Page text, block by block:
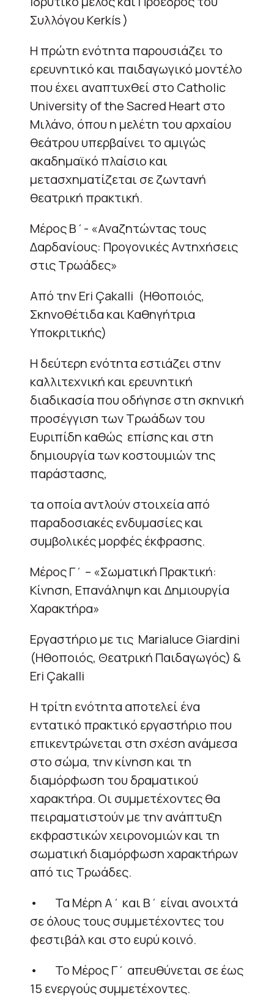
Συλλόγου Kerkís )
Η πρώτη ενότητα παρουσιάζει το
ερευνητικό και παιδαγωγικό μοντέλο
που έχει αναπτυχθεί στο Catholic
University of the Sacred Heart στο
Μιλάνο, όπου η μελέτη του αρχαίου
θεάτρου υπερβαίνει το αμιγώς
ακαδημαϊκό πλαίσιο και
μετασχηματίζεται σε ζωντανή
θεατρική πρακτική.
Μέρος Β΄- «Αναζητώντας τους
Δαρδανίους: Προγονικές Αντηχήσεις
στις Τρωάδες»
Από την Eri Çakalli (Ηθοποιός,
Σκηνοθέτιδα και Καθηγήτρια
Υποκριτικής)
Η δεύτερη ενότητα εστιάζει στην
καλλιτεχνική και ερευνητική
διαδικασία που οδήγησε στη σκηνική
προσέγγιση των Τρωάδων του
Ευριπίδη καθώς επίσης και στη
δημιουργία των κοστουμιών της
παράστασης,
τα οποία αντλούν στοιχεία από
παραδοσιακές ενδυμασίες και
συμβολικές μορφές έκφρασης.
Μέρος Γ΄ – «Σωματική Πρακτική:
Κίνηση, Επανάληψη και Δημιουργία
Χαρακτήρα»
Εργαστήριο με τις Marialuce Giardini
(Ηθοποιός, Θεατρική Παιδαγωγός) &
Eri Çakalli
Η τρίτη ενότητα αποτελεί ένα
εντατικό πρακτικό εργαστήριο που
επικεντρώνεται στη σχέση ανάμεσα
στο σώμα, την κίνηση και τη
διαμόρφωση του δραματικού
χαρακτήρα. Οι συμμετέχοντες θα
πειραματιστούν με την ανάπτυξη
εκφραστικών χειρονομιών και τη
σωματική διαμόρφωση χαρακτήρων
από τις Τρωάδες.
• Τα Μέρη Α΄ και Β΄ είναι ανοιχτά
σε όλους τους συμμετέχοντες του
φεστιβάλ και στο ευρύ κοινό.
• Το Μέρος Γ΄ απευθύνεται σε έως
15 ενεργούς συμμετέχοντες.